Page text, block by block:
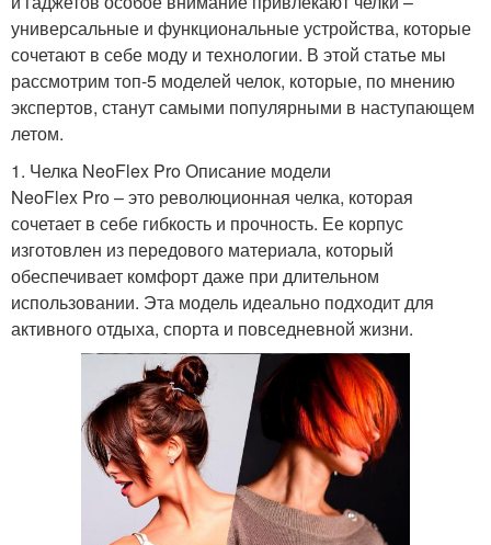
универсальные и функциональные устройства, которые
сочетают в себе моду и технологии. В этой статье мы
рассмотрим топ-5 моделей челок, которые, по мнению
экспертов, станут самыми популярными в наступающем
летом.
1. Челка NeoFlex Pro Описание модели
NeoFlex Pro – это революционная челка, которая
сочетает в себе гибкость и прочность. Ее корпус
изготовлен из передового материала, который
обеспечивает комфорт даже при длительном
использовании. Эта модель идеально подходит для
активного отдыха, спорта и повседневной жизни.